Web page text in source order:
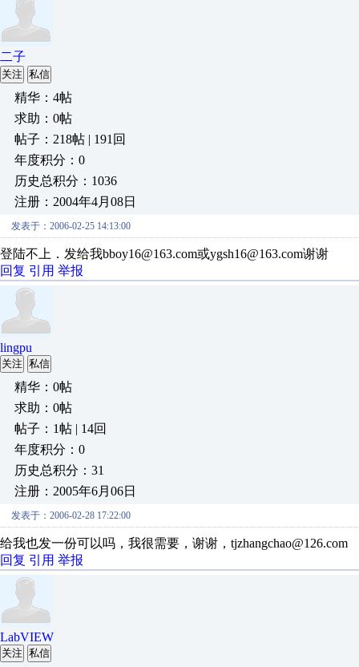
二子
关注 私信
精华：4帖
求助：0帖
帖子：218帖 | 191回
年度积分：0
历史总积分：1036
注册：2004年4月08日
发表于：2006-02-25 14:13:00
登陆不上．发给我bboy16@163.com或ygsh16@163.com谢谢
回复 引用 举报
lingpu
关注 私信
精华：0帖
求助：0帖
帖子：1帖 | 14回
年度积分：0
历史总积分：31
注册：2005年6月06日
发表于：2006-02-28 17:22:00
给我也发一份可以吗，我很需要，谢谢，tjzhangchao@126.com
回复 引用 举报
LabVIEW
关注 私信